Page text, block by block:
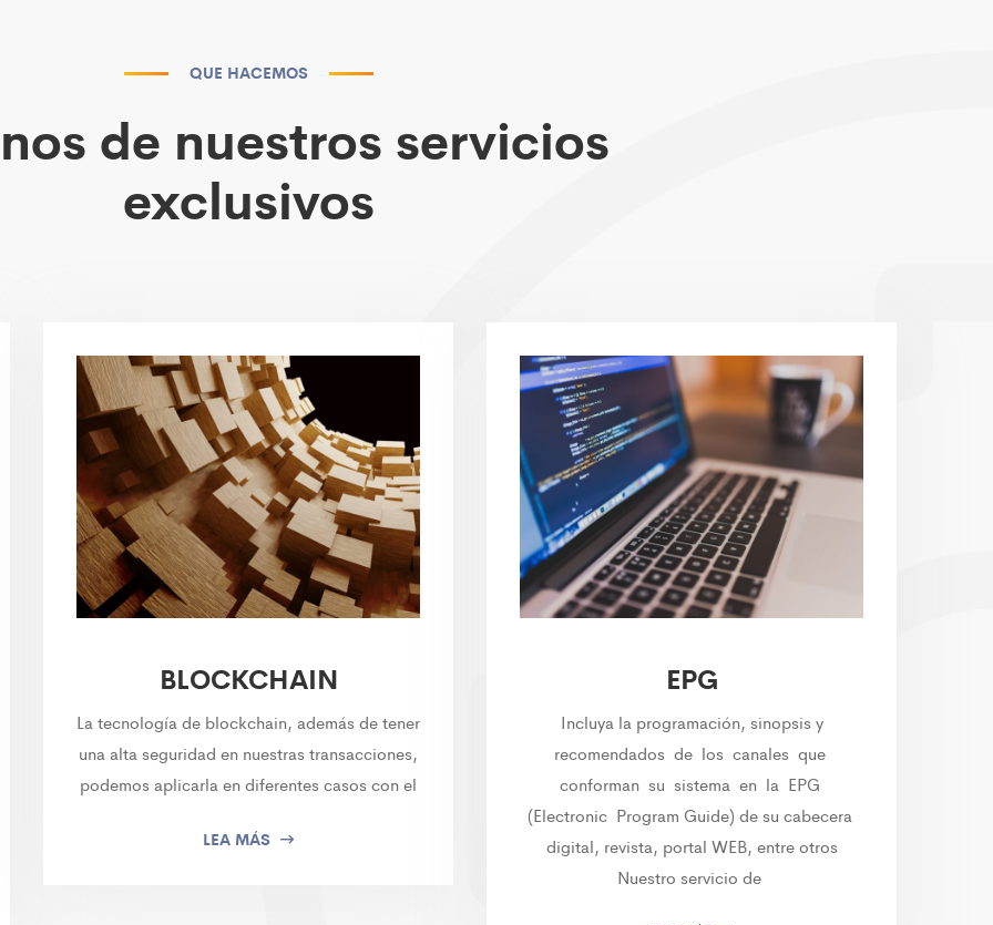
QUE HACEMOS
de nuestros servicios
exclusivos
BLOCKCHAIN
La tecnología de blockchain, además de tener
una alta seguridad en nuestras transacciones,
podemos aplicarla en diferentes casos con el
LEA MÁS
EPG
Incluya la programación, sinopsis y
recomendados de los canales que
conforman su sistema en la EPG
(Electronic Program Guide) de su cabecera
digital, revista, portal WEB, entre otros
Nuestro servicio de